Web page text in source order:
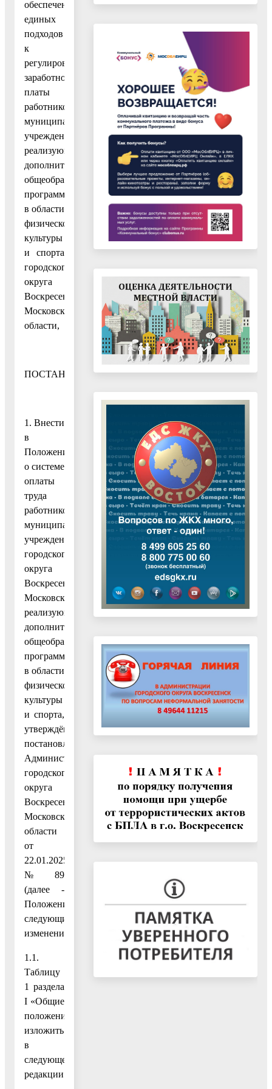
обеспечения
единых
подходов
к
регулированию
заработной
платы
работников
муниципальных
учреждений,
реализующих
дополнительные
общеобразовательные
программы
в области
физической
культуры
и спорта
городского
округа
Воскресенск
Московской
области,
ПОСТАНОВЛЯЮ:
1. Внести
в
Положение
о системе
оплаты
труда
работников
муниципальных
учреждений
городского
округа
Воскресенск
Московской области,
реализующих
дополнительные
общеобразовательные
программы
в области
физической
культуры
и спорта,
утверждённое
постановлением
Администрации
городского
округа
Воскресенск
Московской
области
от
22.01.2025
№ 89
(далее -
Положение),
следующие
изменения:
1.1.
Таблицу
1 раздела
I «Общие
положения»
изложить
в
следующей
редакции: